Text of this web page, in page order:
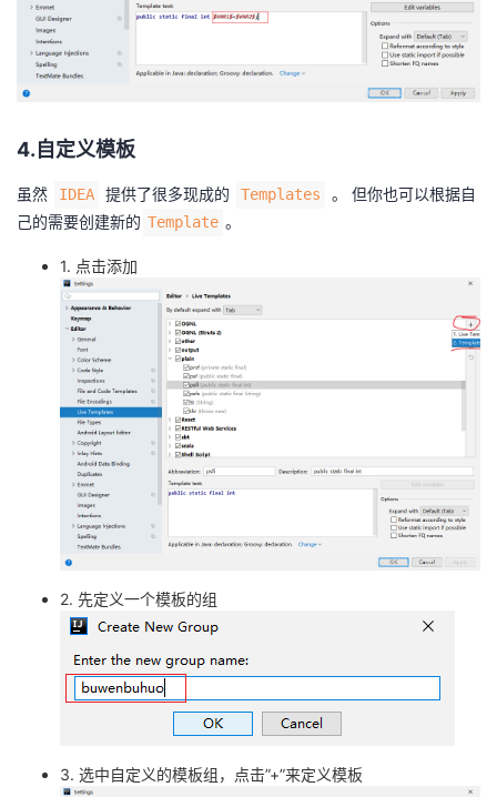
4.自定义模板
虽然 IDEA 提供了很多现成的 Templates
。 但你也可以根据自
己的需要创建新的 Template 。
1. 点击添加
2. 先定义一个模板的组
3. 选中自定义的模板组，点击”+”来定义模板